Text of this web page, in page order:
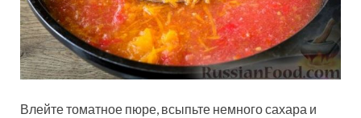
Влейте томатное пюре, всыпьте немного сахара и